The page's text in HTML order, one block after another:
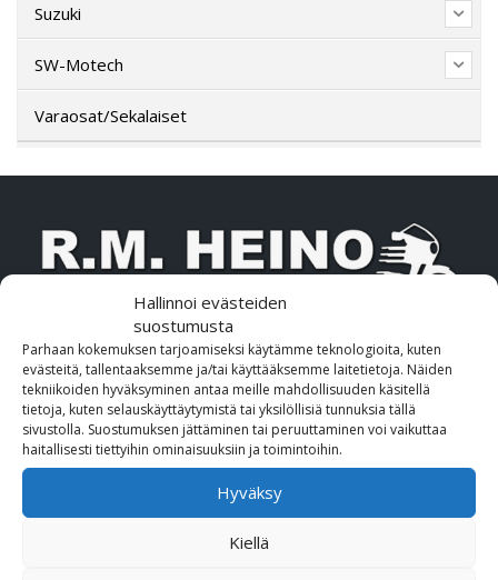
Hallinnoi evästeiden
suostumusta
Parhaan kokemuksen tarjoamiseksi käytämme teknologioita, kuten
evästeitä, tallentaaksemme ja/tai käyttääksemme laitetietoja. Näiden
tekniikoiden hyväksyminen antaa meille mahdollisuuden käsitellä
tietoja, kuten selauskäyttäytymistä tai yksilöllisiä tunnuksia tällä
sivustolla. Suostumuksen jättäminen tai peruuttaminen voi vaikuttaa
haitallisesti tiettyihin ominaisuuksiin ja toimintoihin.
Hyväksy
Kiellä
Suzuki
SW-Motech
Varaosat/Sekalaiset
OTA MEIHIN YHTEYTTÄ!
Puhelin (Vaihde): 010 617 0600
Sähköposti:etunimi.sukunimi@rmheino.fi
Y-tunnus:0748389-3
Myynti: ma-pe 10-18, la 10-14
Huolto Tampere: ma-pe 09-17